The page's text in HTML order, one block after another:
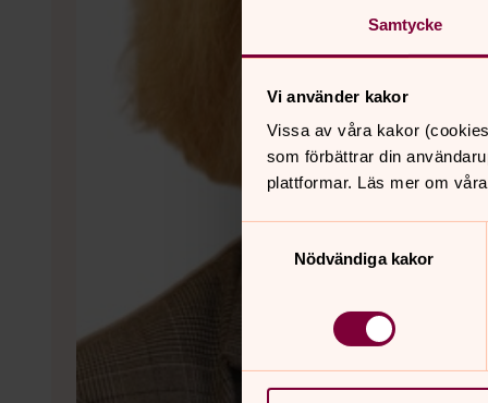
Samtycke
Vi använder kakor
Vissa av våra kakor
som förbättrar din
plattformar. Läs mer om
Samtyckesval
Nödvändiga kakor